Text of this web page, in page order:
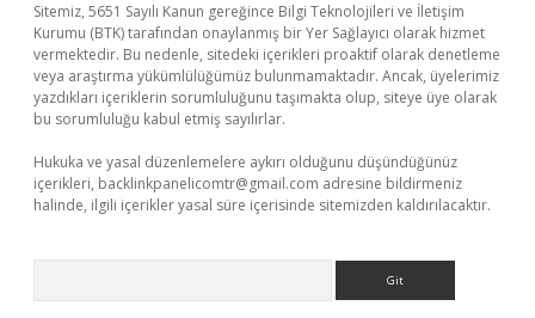
Sitemiz, 5651 Sayılı Kanun gereğince Bilgi Teknolojileri ve İletişim
Kurumu (BTK) tarafından onaylanmış bir Yer Sağlayıcı olarak hizmet
vermektedir. Bu nedenle, sitedeki içerikleri proaktif olarak denetleme
veya araştırma yükümlülüğümüz bulunmamaktadır. Ancak, üyelerimiz
yazdıkları içeriklerin sorumluluğunu taşımakta olup, siteye üye olarak
bu sorumluluğu kabul etmiş sayılırlar.
Hukuka ve yasal düzenlemelere aykırı olduğunu düşündüğünüz
içerikleri, backlinkpanelicomtr@gmail.com adresine bildirmeniz
halinde, ilgili içerikler yasal süre içerisinde sitemizden kaldırılacaktır.